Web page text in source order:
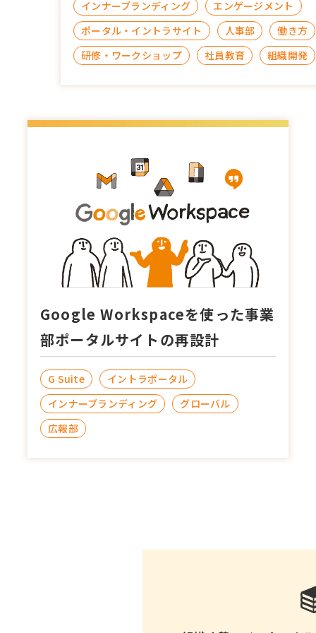
インナーブランディング
エンゲージメント
ポータル・イントラサイト
人事部
働き方
研修・ワークショップ
社員教育 組織開発
Google Workspaceを使った事業
部ポータルサイトの再設計
G Suite
イントラポータル
インナーブランディング
グローバル
広報部